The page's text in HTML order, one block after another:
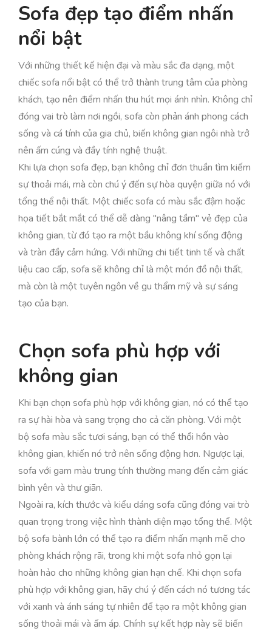
Sofa đẹp tạo điểm nhấn
nổi bật
Với những thiết kế hiện đại và màu sắc đa dạng, một
chiếc sofa nổi bật có thể trở thành trung tâm của phòng
khách, tạo nên điểm nhấn thu hút mọi ánh nhìn. Không chỉ
đóng vai trò làm nơi ngồi, sofa còn phản ánh phong cách
sống và cá tính của gia chủ, biến không gian ngôi nhà trở
nên ấm cúng và đầy tính nghệ thuật.
Khi lựa chọn sofa đẹp, bạn không chỉ đơn thuần tìm kiếm
sự thoải mái, mà còn chú ý đến sự hòa quyện giữa nó với
tổng thể nội thất. Một chiếc sofa có màu sắc đậm hoặc
họa tiết bắt mắt có thể dễ dàng "nâng tầm" vẻ đẹp của
không gian, từ đó tạo ra một bầu không khí sống động
và tràn đầy cảm hứng. Với những chi tiết tinh tế và chất
liệu cao cấp, sofa sẽ không chỉ là một món đồ nội thất,
mà còn là một tuyên ngôn về gu thẩm mỹ và sự sáng
tạo của bạn.
Chọn sofa phù hợp với
không gian
Khi bạn chọn sofa phù hợp với không gian, nó có thể tạo
ra sự hài hòa và sang trọng cho cả căn phòng. Với một
bộ sofa màu sắc tươi sáng, bạn có thể thổi hồn vào
không gian, khiến nó trở nên sống động hơn. Ngược lại,
sofa với gam màu trung tính thường mang đến cảm giác
bình yên và thư giãn.
Ngoài ra, kích thước và kiểu dáng sofa cũng đóng vai trò
quan trọng trong việc hình thành diện mạo tổng thể. Một
bộ sofa bành lớn có thể tạo ra điểm nhấn mạnh mẽ cho
phòng khách rộng rãi, trong khi một sofa nhỏ gọn lại
hoàn hảo cho những không gian hạn chế. Khi chọn sofa
phù hợp với không gian, hãy chú ý đến cách nó tương tác
với xanh và ánh sáng tự nhiên để tạo ra một không gian
sống thoải mái và ấm áp. Chính sự kết hợp này sẽ biến